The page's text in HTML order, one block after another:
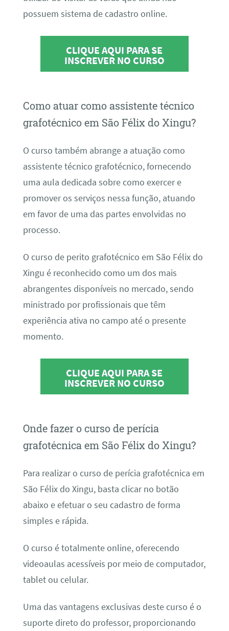
possuem sistema de cadastro online.
CLIQUE AQUI PARA SE
INSCREVER NO CURSO
Como atuar como assistente técnico
grafotécnico em São Félix do Xingu?
O curso também abrange a atuação como
assistente técnico grafotécnico, fornecendo
uma aula dedicada sobre como exercer e
promover os serviços nessa função, atuando
em favor de uma das partes envolvidas no
processo.
O curso de perito grafotécnico em São Félix do
Xingu é reconhecido como um dos mais
abrangentes disponíveis no mercado, sendo
ministrado por profissionais que têm
experiência ativa no campo até o presente
momento.
CLIQUE AQUI PARA SE
INSCREVER NO CURSO
Onde fazer o curso de perícia
grafotécnica em São Félix do Xingu?
Para realizar o curso de perícia grafotécnica em
São Félix do Xingu, basta clicar no botão
abaixo e efetuar o seu cadastro de forma
simples e rápida.
O curso é totalmente online, oferecendo
videoaulas acessíveis por meio de computador,
tablet ou celular.
Uma das vantagens exclusivas deste curso é o
suporte direto do professor, proporcionando